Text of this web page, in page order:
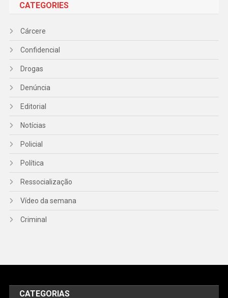
CATEGORIES
Cárcere
Confidencial
Drogas
Denúncia
Editorial
Notícias
Policial
Política
Ressocialização
Vídeo da semana
Criminal
CATEGORIAS